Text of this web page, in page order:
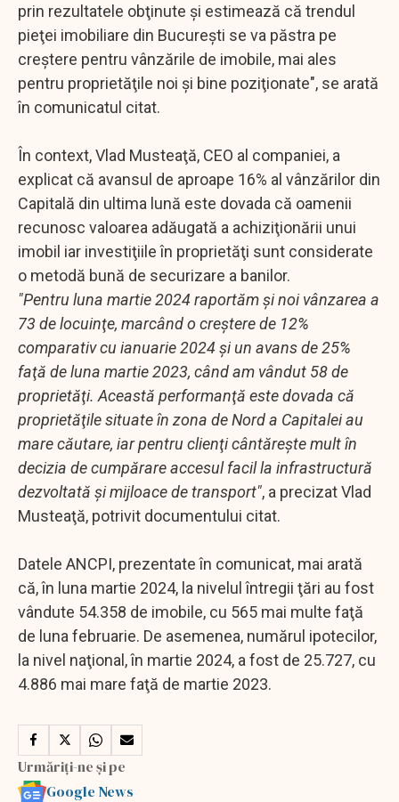
prin rezultatele obţinute şi estimează că trendul
pieţei imobiliare din Bucureşti se va păstra pe
creştere pentru vânzările de imobile, mai ales
pentru proprietăţile noi şi bine poziţionate", se arată
în comunicatul citat.
În context, Vlad Musteaţă, CEO al companiei, a
explicat că avansul de aproape 16% al vânzărilor din
Capitală din ultima lună este dovada că oamenii
recunosc valoarea adăugată a achiziţionării unui
imobil iar investiţiile în proprietăţi sunt considerate
o metodă bună de securizare a banilor.
"Pentru luna martie 2024 raportăm şi noi vânzarea a
73 de locuinţe, marcând o creştere de 12%
comparativ cu ianuarie 2024 şi un avans de 25%
faţă de luna martie 2023, când am vândut 58 de
proprietăţi. Această performanţă este dovada că
proprietăţile situate în zona de Nord a Capitalei au
mare căutare, iar pentru clienţi cântăreşte mult în
decizia de cumpărare accesul facil la infrastructură
dezvoltată şi mijloace de transport", a precizat Vlad
Musteaţă, potrivit documentului citat.
Datele ANCPI, prezentate în comunicat, mai arată
că, în luna martie 2024, la nivelul întregii ţări au fost
vândute 54.358 de imobile, cu 565 mai multe faţă
de luna februarie. De asemenea, numărul ipotecilor,
la nivel naţional, în martie 2024, a fost de 25.727, cu
4.886 mai mare faţă de martie 2023.
Urmăriți-ne și pe
Google News